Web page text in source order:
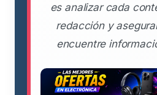
es analizar cada
redacción y
encuentre